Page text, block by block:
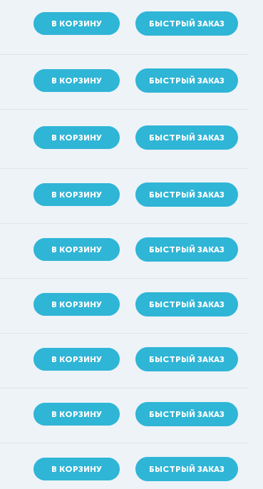
В КОРЗИНУ БЫСТРЫЙ ЗАКАЗ
В КОРЗИНУ БЫСТРЫЙ ЗАКАЗ
В КОРЗИНУ БЫСТРЫЙ ЗАКАЗ
В КОРЗИНУ БЫСТРЫЙ ЗАКАЗ
В КОРЗИНУ БЫСТРЫЙ ЗАКАЗ
В КОРЗИНУ БЫСТРЫЙ ЗАКАЗ
В КОРЗИНУ БЫСТРЫЙ ЗАКАЗ
В КОРЗИНУ БЫСТРЫЙ ЗАКАЗ
В КОРЗИНУ БЫСТРЫЙ ЗАКАЗ